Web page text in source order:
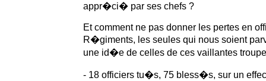
appr�ci� par ses chefs ?
Et comment ne pas donner les pertes en
R�giments, les seules qui nous soient
une id�e de celles de ces vaillantes
- 18 officiers tu�s, 75 bless�s, sur un